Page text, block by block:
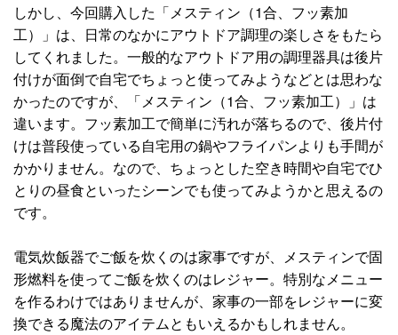
しかし、今回購入した「メスティン（1合、フッ素加
工）」は、日常のなかにアウトドア調理の楽しさをもたら
してくれました。一般的なアウトドア用の調理器具は後片
付けが面倒で自宅でちょっと使ってみようなどとは思わな
かったのですが、「メスティン（1合、フッ素加工）」は
違います。フッ素加工で簡単に汚れが落ちるので、後片付
けは普段使っている自宅用の鍋やフライパンよりも手間が
かかりません。なので、ちょっとした空き時間や自宅でひ
とりの昼食といったシーンでも使ってみようかと思えるの
です。
電気炊飯器でご飯を炊くのは家事ですが、メスティンで固
形燃料を使ってご飯を炊くのはレジャー。特別なメニュー
を作るわけではありませんが、家事の一部をレジャーに変
換できる魔法のアイテムともいえるかもしれません。